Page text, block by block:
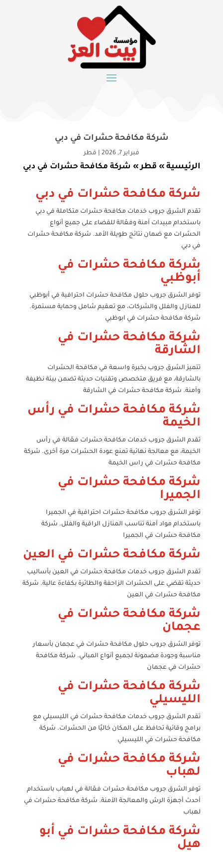
شركة مكافحة حشرات في دبي
فبراير 7, 2026 قطر
الرئيسية » قطر» شركة مكافحة حشرات في دبي
شركة مكافحة حشرات في دبي
تقدم الشرق جروب خدمات مكافحة حشرات متكاملة في دبي
باستخدام مبيدات آمنة وفعّالة للقضاء على جميع أنواع
الحشرات مع ضمان نتائج طويلة الأمد. شركة مكافحة حشرات
في دبي
شركة مكافحة حشرات في
أبوظبي
توفر الشرق جروب حلول مكافحة حشرات احترافية في أبوظبي
للمنازل والفلل والشركات، مع تعقيم شامل وحماية مستمرة.
شركة مكافحة حشرات في ابوظبي
شركة مكافحة حشرات في
الشارقة
تتميز الشرق جروب بخبرة واسعة في مكافحة الحشرات
بالشارقة، مع فريق متخصص وتقنيات حديثة تضمن بيئة نظيفة
وآمنة. شركة مكافحة حشرات في الشارقة
شركة مكافحة حشرات في رأس
الخيمة
تقدم الشرق جروب خدمات مكافحة حشرات فعّالة في رأس
الخيمة، مع معالجة نهائية تمنع عودة الحشرات مرة أخرى. شركة
مكافحة حشرات في راس الخيمة
شركة مكافحة حشرات في
الجميرا
توفر الشرق جروب مكافحة حشرات احترافية في الجميرا
باستخدام مواد آمنة تناسب المنازل الراقية والفلل. شركة
مكافحة حشرات في الجميرا
شركة مكافحة حشرات في العين
تقدم الشرق جروب خدمات مكافحة حشرات في العين بأساليب
حديثة تقضي على الحشرات الزاحفة والطائرة بكفاءة عالية. شركة
مكافحة حشرات في العين
شركة مكافحة حشرات في
عجمان
توفر الشرق جروب حلول مكافحة حشرات في عجمان بأسعار
مناسبة وجودة مضمونة لجميع أنواع المباني. شركة مكافحة
حشرات في عجمان
شركة مكافحة حشرات في
الليسيلي
تقدم الشرق جروب خدمات مكافحة حشرات في الليسيلي مع
برامج وقائية تحافظ على المكان خاليًا من الحشرات. شركة
مكافحة حشرات في الليسيلي
شركة مكافحة حشرات في
لهباب
توفر الشرق جروب مكافحة حشرات فعّالة في لهباب باستخدام
أحدث أجهزة الرش والمعالجة الآمنة. شركة مكافحة حشرات في
لهباب
شركة مكافحة حشرات في أبو
هيل